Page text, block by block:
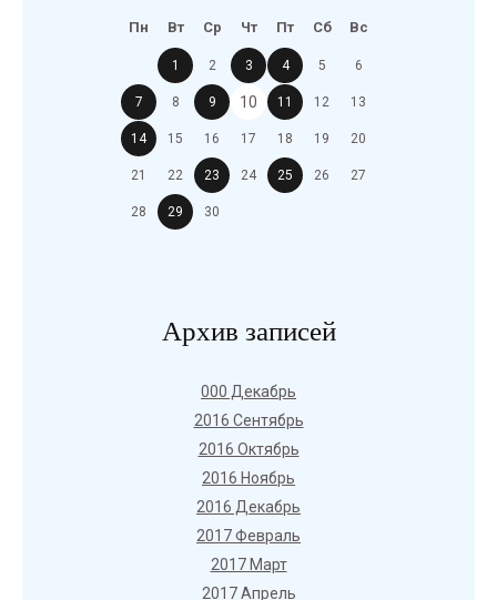
Пн Вт Ср Чт Пт Сб Вс
1 2 3 4 5 6
7 8 9 10 11 12 13
14 15 16 17 18 19 20
21 22 23 24 25 26 27
28 29 30
Архив записей
000 Декабрь
2016 Сентябрь
2016 Октябрь
2016 Ноябрь
2016 Декабрь
2017 Февраль
2017 Март
2017 Апрель